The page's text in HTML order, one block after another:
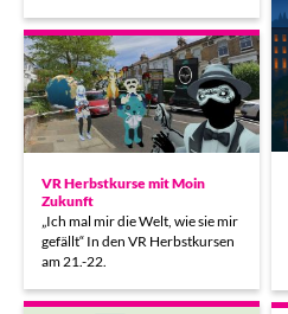
VR Herbstkurse mit Moin
Zukunft
„Ich mal mir die Welt, wie sie mir
gefällt“ In den VR Herbstkursen
am 21.-22.